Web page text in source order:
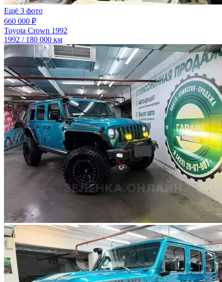
Ещё 3 фото
660 000 ₽
Toyota Crown 1992
1992 / 180 000 км